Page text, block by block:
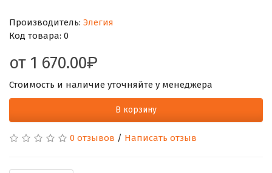
Производитель: Элегия
Код товара: 0
от 1 670.00
Стоимость и наличие уточняйте у менеджера
В корзину
0 отзывов / Написать отзыв